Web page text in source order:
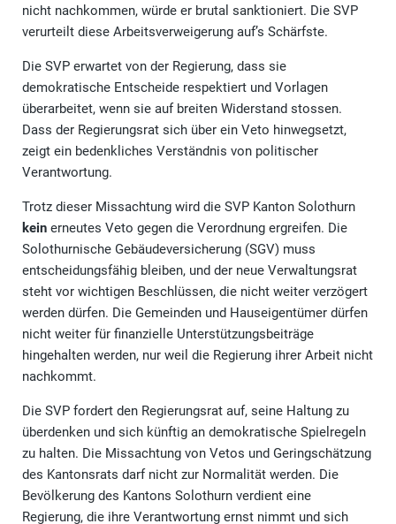
nicht nachkommen, würde er brutal sanktioniert. Die SVP
verurteilt diese Arbeitsverweigerung auf’s Schärfste.
Die SVP erwartet von der Regierung, dass sie
demokratische Entscheide respektiert und Vorlagen
überarbeitet, wenn sie auf breiten Widerstand stossen.
Dass der Regierungsrat sich über ein Veto hinwegsetzt,
zeigt ein bedenkliches Verständnis von politischer
Verantwortung.
Trotz dieser Missachtung wird die SVP Kanton Solothurn
kein erneutes Veto gegen die Verordnung ergreifen. Die
Solothurnische Gebäudeversicherung (SGV) muss
entscheidungsfähig bleiben, und der neue Verwaltungsrat
steht vor wichtigen Beschlüssen, die nicht weiter verzögert
werden dürfen. Die Gemeinden und Hauseigentümer dürfen
nicht weiter für finanzielle Unterstützungsbeiträge
hingehalten werden, nur weil die Regierung ihrer Arbeit nicht
nachkommt.
Die SVP fordert den Regierungsrat auf, seine Haltung zu
überdenken und sich künftig an demokratische Spielregeln
zu halten. Die Missachtung von Vetos und Geringschätzung
des Kantonsrats darf nicht zur Normalität werden. Die
Bevölkerung des Kantons Solothurn verdient eine
Regierung, die ihre Verantwortung ernst nimmt und sich